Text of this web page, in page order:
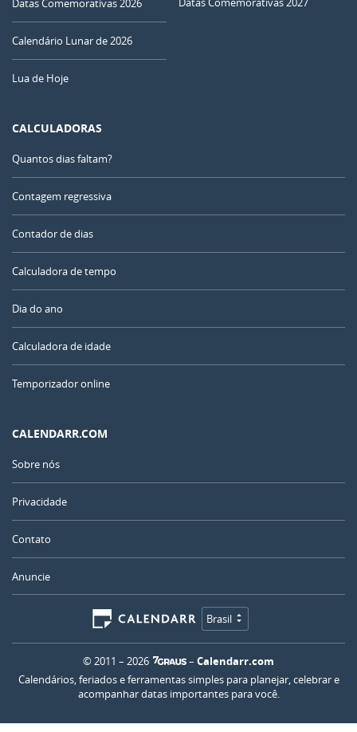
Datas Comemorativas 2026
Calendário Lunar de 2026
Lua de Hoje
CALCULADORAS
Quantos dias faltam?
Contagem regressiva
Contador de dias
Calculadora de tempo
Dia do ano
Calculadora de idade
Temporizador online
CALENDARR.COM
Sobre nós
Privacidade
Contato
Anuncie
Brasil
© 2011 – 2026 – Calendarr.com
Calendários, feriados e ferramentas simples para planejar, celebrar e
acompanhar datas importantes para você.